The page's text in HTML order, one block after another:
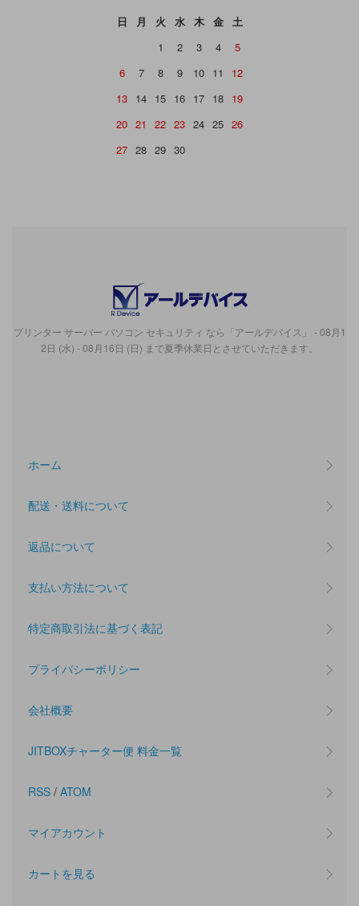
日 月 火 水 木 金
土
1
2 3 4
5
6
7 8 9 10 11
12
13 14 15 16 17 18 19
20 21 22 23 24 25 26
27 28 29 30
プリンター サーバー パソコン セキュリティ なら「アールデバイス」 - 08月1
2日 (水) - 08月16日 (日) まで夏季休業日とさせていただきます。
ホーム
配送・送料について
返品について
支払い方法について
特定商取引法に基づく表記
プライバシーポリシー
会社概要
JITBOXチャーター便 料金一覧
RSS / ATOM
マイアカウント
カートを見る